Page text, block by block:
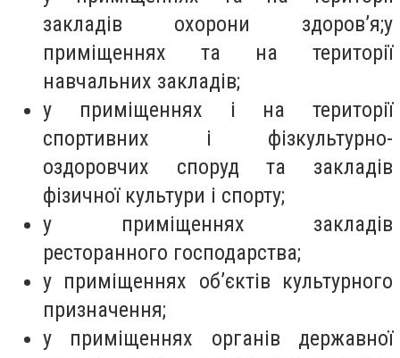
закладів охорони здоров’я;у
приміщеннях та на території
навчальних закладів;
у приміщеннях і на території
спортивних і фізкультурно-
оздоровчих споруд та закладів
фізичної культури і спорту;
у приміщеннях закладів
ресторанного господарства;
у приміщеннях об’єктів культурного
призначення;
у приміщеннях органів державної